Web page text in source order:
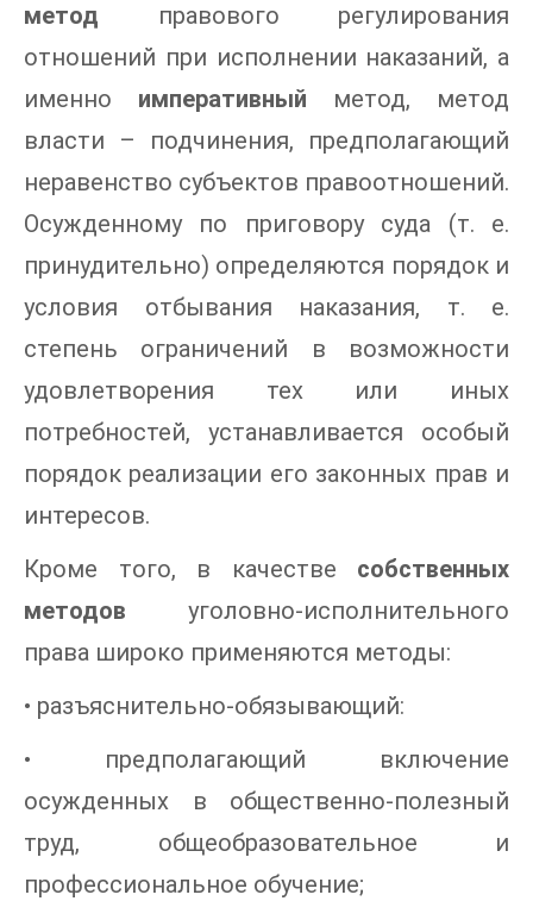
метод правового регулирования
отношений при исполнении наказаний, а
именно императивный метод, метод
власти – подчинения, предполагающий
неравенство субъектов правоотношений.
Осужденному по приговору суда (т. е.
принудительно) определяются порядок и
условия отбывания наказания, т. е.
степень ограничений в возможности
удовлетворения тех или иных
потребностей, устанавливается особый
порядок реализации его законных прав и
интересов.
Кроме того, в качестве собственных
методов уголовно-исполнительного
права широко применяются методы:
• разъяснительно-обязывающий:
• предполагающий включение
осужденных в общественно-полезный
труд, общеобразовательное и
профессиональное обучение;